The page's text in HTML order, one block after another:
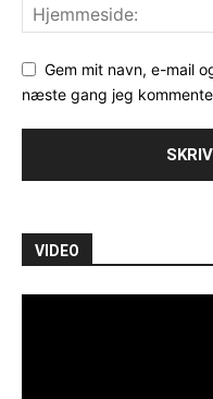
Gem mit navn, e-mail
næste gang jeg
VIDEO